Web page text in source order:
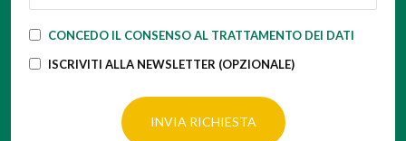
CONCEDO IL CONSENSO AL TRATTAMENTO DEI DATI
ISCRIVITI ALLA NEWSLETTER (OPZIONALE)
INVIA RICHIESTA